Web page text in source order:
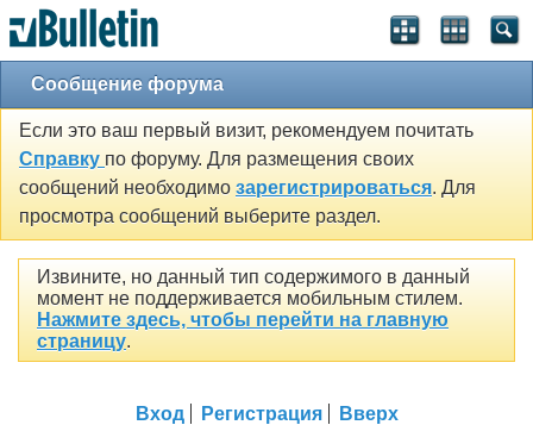
Сообщение форума
Если это ваш первый визит, рекомендуем почитать
Справку по форуму. Для размещения своих
сообщений необходимо зарегистрироваться. Для
просмотра сообщений выберите раздел.
Извините, но данный тип содержимого в данный
момент не поддерживается мобильным стилем.
Нажмите здесь, чтобы перейти на главную
страницу.
Вход Регистрация Вверх